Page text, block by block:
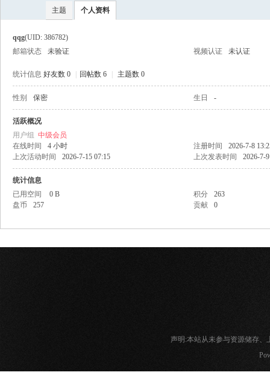
主题 个人资料
qqg(UID: 386782)
邮箱状态
未验证 视频认证 未认证
统计信息 好友数 0 回帖数 6 主题数 0
性别 保密 生日 -
活跃概况
用户组 中级会员
在线时间
4 小时 注册时间
2026-7-8
上次活动时间
2026-7-15 07:15 上次发表时间 2026-7-
统计信息
已用空间
0 B 积分
263
盘币
257 贡献 0
声明:本站从未参与资源储存、